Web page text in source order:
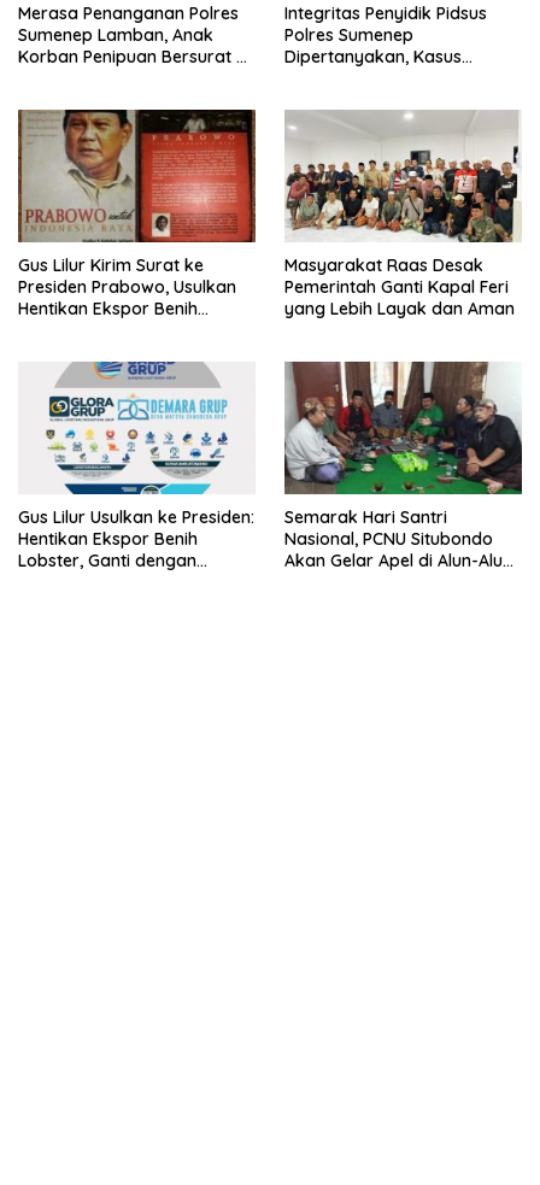
Merasa Penanganan Polres
Sumenep Lamban, Anak
Korban Penipuan Bersurat ke
Integritas Penyidik Pidsus
Polres Sumenep
Dipertanyakan, Kasus
Kepastian
Gus Lilur Kirim Surat ke
Presiden Prabowo, Usulkan
Hentikan Ekspor Benih
Masyarakat Raas Desak
Pemerintah Ganti Kapal Feri
yang Lebih Layak dan Aman
Gus Lilur Usulkan ke Presiden:
Hentikan Ekspor Benih
Lobster, Ganti dengan
Semarak Hari Santri
Nasional, PCNU Situbondo
Akan Gelar Apel di Alun-Alun